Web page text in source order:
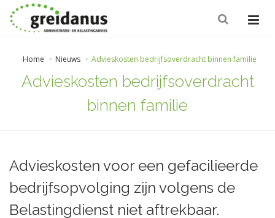
Home Nieuws Advieskosten bedrijfsoverdracht binnen familie
Advieskosten bedrijfsoverdracht
binnen familie
Advieskosten voor een gefacilieerde
bedrijfsopvolging zijn volgens de
Belastingdienst niet aftrekbaar.